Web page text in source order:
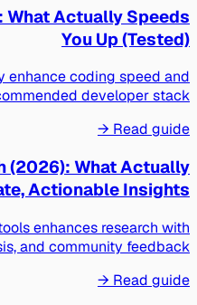
What Actually Speeds
You Up (Tested)
enhance coding speed and
developer stack.
Read guide →
(2026): What Actually
Actionable Insights
enhances research with
and community feedback.
Read guide →